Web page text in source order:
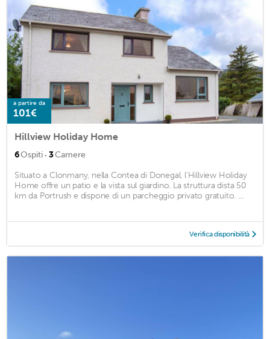
a partire da
101€
Hillview Holiday Home
6Ospiti · 3Camere
Situato a Clonmany, nella Contea di Donegal, l'Hillview Holiday
Home offre un patio e la vista sul giardino. La struttura dista 50
km da Portrush e dispone di un parcheggio privato gratuito. ...
Verifica disponibilità